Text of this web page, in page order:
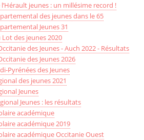
jeunes : un millésime record !
des jeunes dans le 65
Jeunes 31
des jeunes 2020
des Jeunes - Auch 2022 - Résultats
des Jeunes 2026
Pyrénées des Jeunes
des jeunes 2021
Jeunes
Jeunes : les résultats
académique
académique 2019
académique Occitanie Ouest